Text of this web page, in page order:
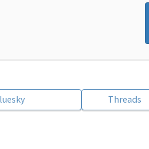
Threads